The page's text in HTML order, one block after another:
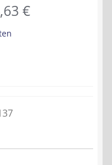
€Aktueller